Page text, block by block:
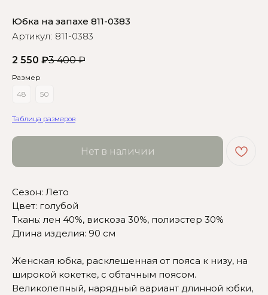
Юбка на запахе 811-0383
Артикул: 811-0383
2 550 ₽3 400 ₽
Размер
48
50
Таблица размеров
Нет в наличии
Сезон: Лето
Цвет: голубой
Ткань: лен 40%, вискоза 30%, полиэстер 30%
Длина изделия: 90 см
Женская юбка, расклешенная от пояса к низу, на
широкой кокетке, с обтачным поясом.
Великолепный, нарядный вариант длинной юбки,
Сомневаетесь в выборе?
Нажмите сюда
Или напишите нам и мы
вам поможем!